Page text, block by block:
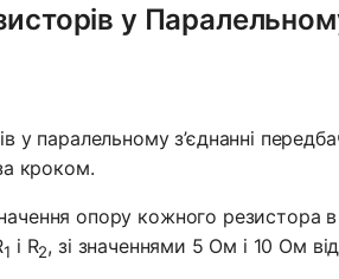
у
у паралельному з’єднанні
кроком.
опору кожного резистора
1 і R2, зі значеннями 5 Ом і 10 Ом